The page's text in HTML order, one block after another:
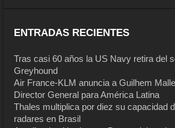
ENTRADAS RECIENTES
Tras casi 60 años la US Navy retira del
Greyhound
Air France-KLM anuncia a Guilhem
Director General para América Latina
Thales multiplica por diez su capacidad
radares en Brasil